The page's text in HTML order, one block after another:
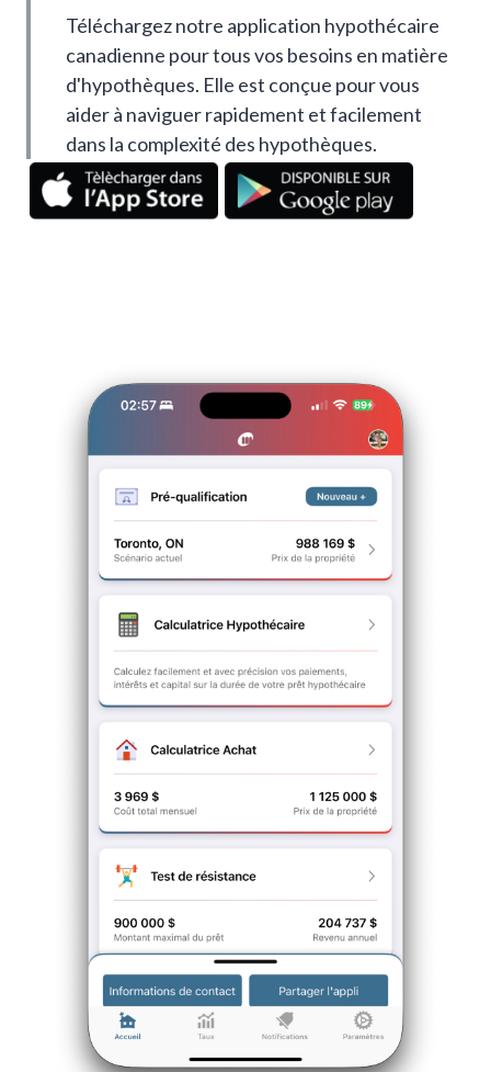
Téléchargez notre application hypothécaire
canadienne pour tous vos besoins en matière
d'hypothèques. Elle est conçue pour vous
aider à naviguer rapidement et facilement
dans la complexité des hypothèques.